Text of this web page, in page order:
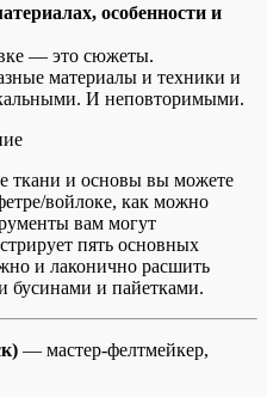
особенности и
— это сюжеты.
материалы и техники и
И неповторимыми.
ткани и основы вы можете
войлоке, как можно
вам могут
пять основных
и лаконично расшить
бусинами и пайетками.
— мастер-фелтмейкер,